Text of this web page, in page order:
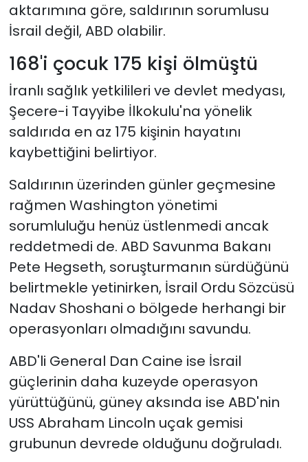
aktarımına göre, saldırının sorumlusu
İsrail değil, ABD olabilir.
168'i çocuk 175 kişi ölmüştü
İranlı sağlık yetkilileri ve devlet medyası,
Şecere-i Tayyibe İlkokulu'na yönelik
saldırıda en az 175 kişinin hayatını
kaybettiğini belirtiyor.
Saldırının üzerinden günler geçmesine
rağmen Washington yönetimi
sorumluluğu henüz üstlenmedi ancak
reddetmedi de. ABD Savunma Bakanı
Pete Hegseth, soruşturmanın sürdüğünü
belirtmekle yetinirken, İsrail Ordu Sözcüsü
Nadav Shoshani o bölgede herhangi bir
operasyonları olmadığını savundu.
ABD'li General Dan Caine ise İsrail
güçlerinin daha kuzeyde operasyon
yürüttüğünü, güney aksında ise ABD'nin
USS Abraham Lincoln uçak gemisi
grubunun devrede olduğunu doğruladı.